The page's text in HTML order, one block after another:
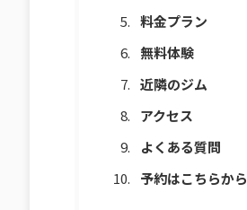
料金プラン
無料体験
近隣のジム
アクセス
よくある質問
予約はこちらから